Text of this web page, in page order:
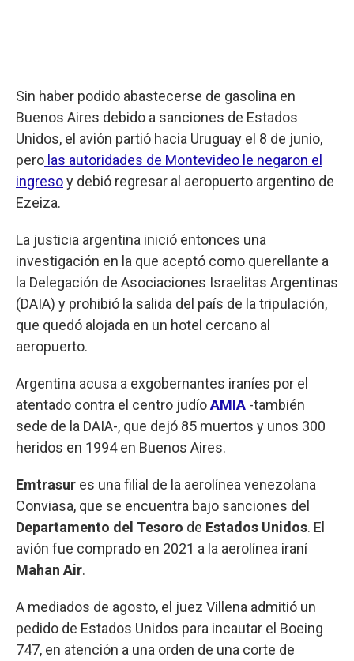
Sin haber podido abastecerse de gasolina en
Buenos Aires debido a sanciones de Estados
Unidos, el avión partió hacia Uruguay el 8 de junio,
pero las autoridades de Montevideo le negaron el
ingresoy debió regresar al aeropuerto argentino de
Ezeiza.
La justicia argentina inició entonces una
investigación en la que aceptó como querellante a
la Delegación de Asociaciones Israelitas Argentinas
(DAIA) y prohibió la salida del país de la tripulación,
que quedó alojada en un hotel cercano al
aeropuerto.
Argentina acusa a exgobernantes iraníes por el
atentado contra el centro judíoAMIA -también
sede de la DAIA-, que dejó 85 muertos y unos 300
heridos en 1994 en Buenos Aires.
Emtrasur es una filial de la aerolínea venezolana
Conviasa, que se encuentra bajo sanciones del
Departamento del Tesoro de Estados Unidos. El
avión fue comprado en 2021 a la aerolínea iraní
Mahan Air.
A mediados de agosto, el juez Villena admitió un
pedido de Estados Unidos para incautar el Boeing
747, en atención a una orden de una corte de